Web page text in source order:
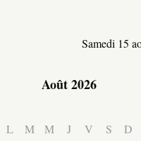
Samedi 15
Août 2026
L M M J V S
D